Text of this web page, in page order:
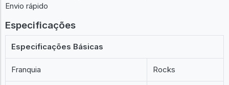
Envio rápido
Especificações
Especificações Básicas
Franquia Rocks